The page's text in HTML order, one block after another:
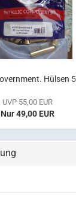
Hülsen
UVP 55,00 EUR
Nur 49,00 EUR